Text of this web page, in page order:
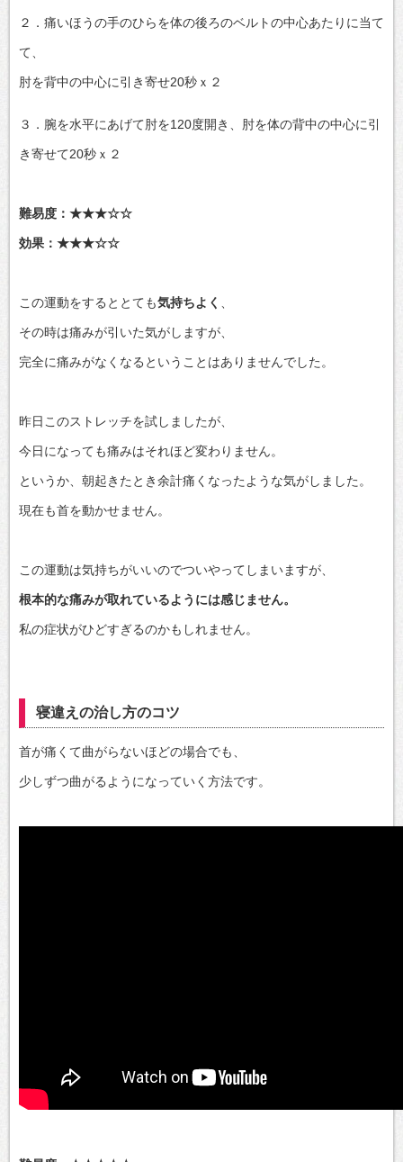
２．痛いほうの手のひらを体の後ろのベルトの中心あたりに当て
て、
肘を背中の中心に引き寄せ20秒ｘ２
３．腕を水平にあげて肘を120度開き、肘を体の背中の中心に引
き寄せて20秒ｘ２
難易度：★★★☆☆
効果：★★★☆☆
この運動をするととても気持ちよく
その時は痛みが引いた気がしますが、
完全に痛みがなくなるということはありませんでした。
昨日このストレッチを試しましたが、
今日になっても痛みはそれほど変わりません。
というか、朝起きたとき余計痛くなったような気がしました。
現在も首を動かせません。
この運動は気持ちがいいのでついやってしまいますが、
根本的な痛みが取れているようには感じません。
私の症状がひどすぎるのかもしれません。
寝違えの治し方のコツ
首が痛くて曲がらないほどの場合でも、
少しずつ曲がるようになっていく方法です。